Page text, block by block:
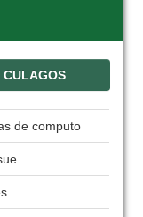
CULAGOS
de computo